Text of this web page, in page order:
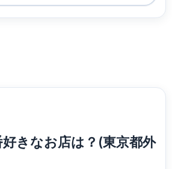
好きなお店は？(東京都外